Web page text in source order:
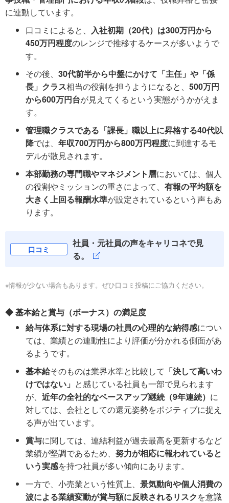
に連動しています。
口コミによると、 入社初期（20代）は300万円から
450万円程度のレンジで推移するケースが多いようで
す。
その後、 30代前半から中盤にかけて「主任」や「係
長」クラス相当の役割を担うようになると、 500万円
から600万円台が見えてくるという実態がうかがえま
す。
管理職クラスである「課長」職以上に昇格する40代以
降では、 年収700万円から800万円程度に到達するモ
デルが散見されます。
本部勤務の専門職やマネジメント層においては、個人
の役割やミッションの重さによって、 有報の平均額を
大きく上回る報酬水準が設定されているという声もあ
ります。
口コミ
社員・元社員の声をキャリコネで見
る。
※情報が少ない場合もあります。ぜひ口コミ投稿にご協力ください。
◆ 基本給と賞与（ボーナス）の満足度
給与体系に対する現場の社員の心理的な納得感につい
ては、業績との連動性により評価が分かれる側面があ
るようです。
基本給そのものは業界水準と比較して 「決して高いわ
けではない」 と感じている社員も一部で見られます
が、 近年の全社的なベースアップ継続（9年連続） に
対しては、会社としての還元姿勢をポジティブに捉え
る声が出ています。
賞与に関しては、連結利益が過去最高を更新するなど
業績が堅調であるため、努力が相応に報われていると
いう実感を持つ社員が多い傾向にあります。
一方で、小売業という性質上、 景気動向や個人消費の
波による業績変動が賞与額に反映されるリスクを意識